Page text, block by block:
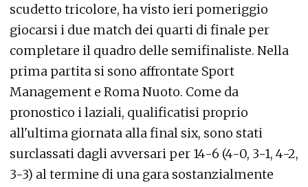
scudetto tricolore, ha visto ieri pomeriggio
giocarsi i due match dei quarti di finale per
completare il quadro delle semifinaliste. Nella
prima partita si sono affrontate Sport
Management e Roma Nuoto. Come da
pronostico i laziali, qualificatisi proprio
all'ultima giornata alla final six, sono stati
surclassati dagli avversari per 14-6 (4-0, 3-1, 4-2,
3-3) al termine di una gara sostanzialmente